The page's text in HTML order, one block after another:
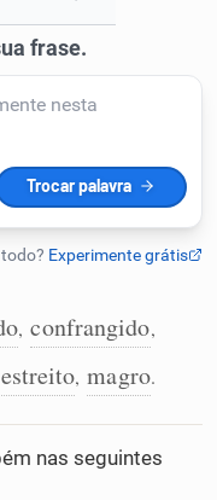
, confrangido,
estreito, magro.
nas seguintes